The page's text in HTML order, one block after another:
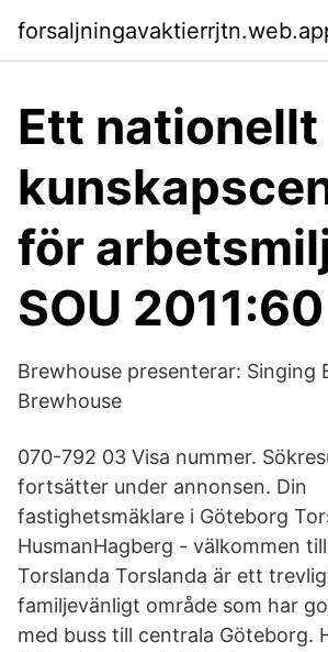
Ett nationellt
för
SOU 2011:60
Brewhouse presenterar: Singing
Brewhouse
070-792 03 Visa nummer.
fortsätter under annonsen. Din
fastighetsmäklare i Göteborg
HusmanHagberg - välkommen
Torslanda Torslanda är ett
familjevänligt område som har
med buss till centrala Göteborg.